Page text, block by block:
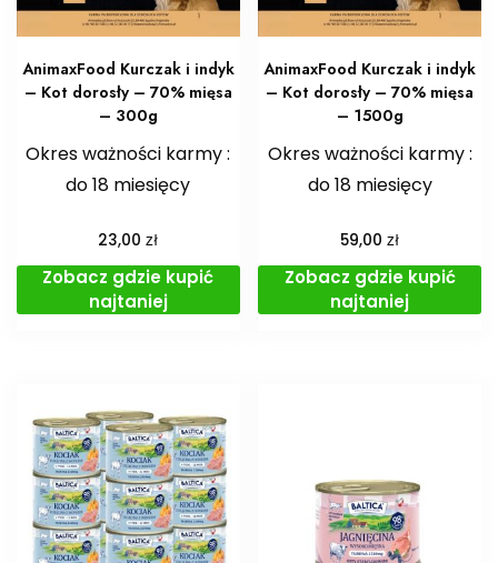
AnimaxFood Kurczak i indyk
– Kot dorosły – 70% mięsa
– 300g
Okres ważności karmy :
do 18 miesięcy
23,00zł
Zobacz gdzie kupić
najtaniej
AnimaxFood Kurczak i indyk
– Kot dorosły – 70% mięsa
– 1500g
Okres ważności karmy :
do 18 miesięcy
59,00zł
Zobacz gdzie kupić
najtaniej